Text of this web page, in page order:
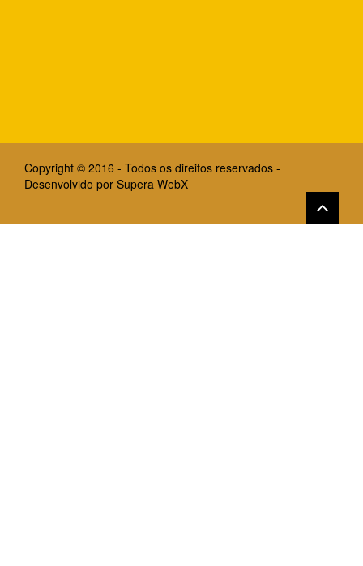
Copyright © 2016 - Todos os direitos reservados -
Desenvolvido por Supera WebX